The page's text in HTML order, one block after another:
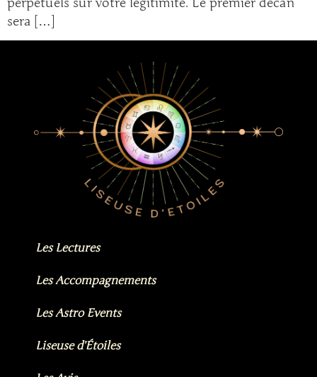
sera […]
Les Lectures
Les Accompagnements
Les Astro Events
Liseuse d’Étoiles